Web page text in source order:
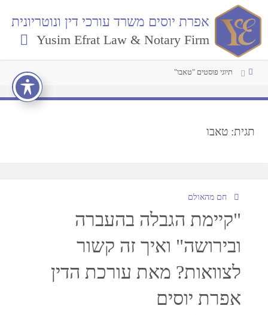
אפרת יוסים משרד עורכי דין ונוטריונית
Yusim Efrat Law & Notary Firm
תיוגי פוסטים "טאבו"
תגית:טאבו
חם מהאולם
"קיימת הגבלה בהעברה
ובירושה" ואיך זה קשור
לצוואות? מאת עורכת הדין
אפרת יוסים